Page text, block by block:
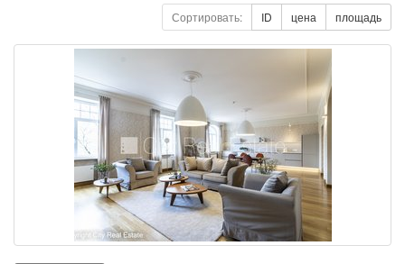
Сортировать: ID цена площадь